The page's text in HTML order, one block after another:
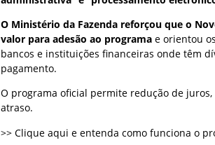
O Ministério da Fazenda reforçou que o
valor para adesão ao programa e orientou
bancos e instituições financeiras onde têm
pagamento.
O programa oficial permite redução de
atraso.
>> Clique aqui e entenda como funciona o